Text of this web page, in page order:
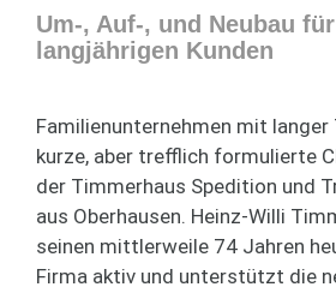
Um-, Auf-, und Neubau
langjährigen Kunden
Familienunternehmen mit
kurze, aber trefflich formulierte
der Timmerhaus Spedition und
aus Oberhausen. Heinz-Willi
seinen mittlerweile 74 Jahren
Firma aktiv und unterstützt die